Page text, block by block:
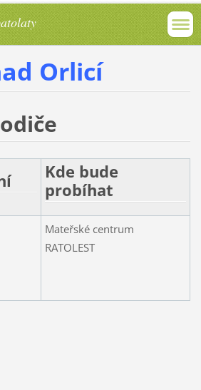
Orlicí
Kde bude
probíhat
Mateřské centrum
RATOLEST